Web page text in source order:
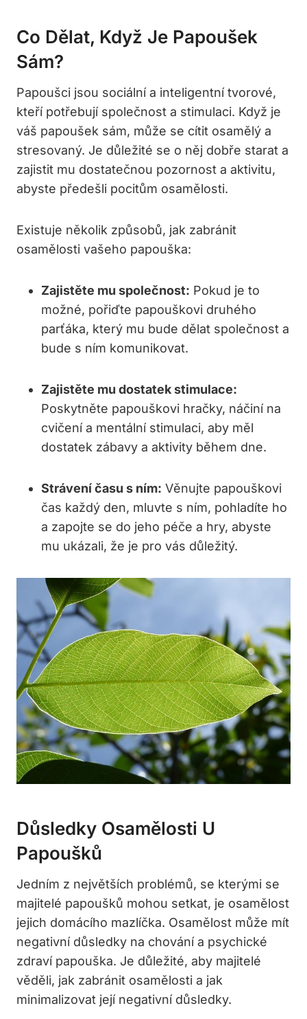
Co Dělat, Když Je Papoušek
Sám?
Papoušci jsou sociální a inteligentní tvorové,
kteří potřebují společnost a stimulaci. Když je
váš papoušek sám, může se cítit osamělý a
stresovaný. Je důležité se o něj dobře starat a
zajistit mu dostatečnou pozornost a aktivitu,
abyste předešli pocitům osamělosti.
Existuje několik způsobů, jak zabránit
osamělosti vašeho papouška:
Zajistěte mu společnost: Pokud je to
možné, pořiďte papouškovi druhého
parťáka, který mu bude dělat společnost a
bude s ním komunikovat.
Zajistěte mu dostatek stimulace:
Poskytněte papouškovi hračky, náčiní na
cvičení a mentální stimulaci, aby měl
dostatek zábavy a aktivity během dne.
Strávení času s ním: Věnujte papouškovi
čas každý den, mluvte s ním, pohladíte ho
a zapojte se do jeho péče a hry, abyste
mu ukázali, že je pro vás důležitý.
Důsledky Osamělosti U
Papoušků
Jedním z největších problémů, se kterými se
majitelé papoušků mohou setkat, je osamělost
jejich domácího mazlíčka. Osamělost může mít
negativní důsledky na chování a psychické
zdraví papouška. Je důležité, aby majitelé
věděli, jak zabránit osamělosti a jak
minimalizovat její negativní důsledky.